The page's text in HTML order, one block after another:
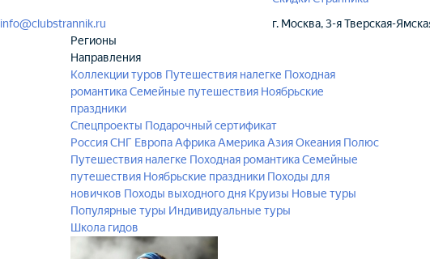
info@clubstrannik.ru г. Москва, 3-я Тверская-
Регионы
Направления
Коллекции туров Путешествия налегке Походная
романтикаСемейные путешествия Ноябрьские
праздники
Спецпроекты Подарочный сертификат
РоссияСНГ ЕвропаАфрикаАмерикаАзияОкеания Полюс
Путешествия налегке Походная романтикаСемейные
путешествия Ноябрьские праздники Походы для
новичков Походы выходного дня Круизы Новые туры
Популярные туры Индивидуальные туры
Школа гидов